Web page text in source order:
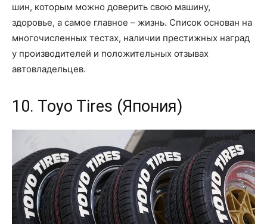
шин, которым можно доверить свою машину,
здоровье, а самое главное – жизнь. Список основан на
многочисленных тестах, наличии престижных наград
у производителей и положительных отзывах
автовладельцев.
10. Toyo Tires (Япония)